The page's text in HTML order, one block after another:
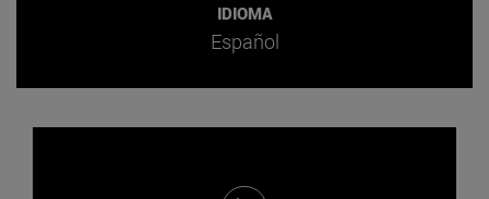
IDIOMA
Español